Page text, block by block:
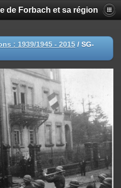
de Forbach et sa région
: 1939/1945 - 2015 / SG-